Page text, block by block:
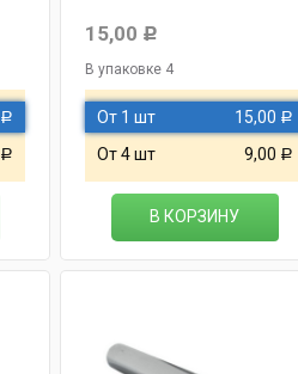
Р
Р
15,00 Р
В упаковке 4
От 1 шт 15,00 Р
От 4 шт 9,00 Р
В КОРЗИНУ